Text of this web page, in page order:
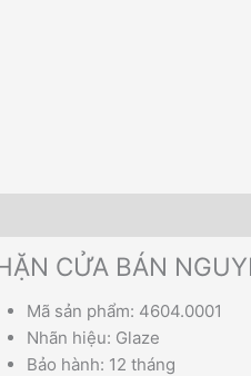
CỬA BÁN
Mã sản phẩm: 4604.0001
Nhãn hiệu: Glaze
Bảo hành: 12 tháng